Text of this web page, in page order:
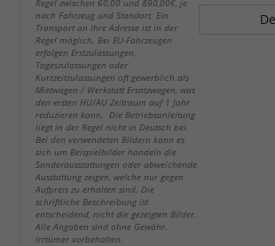
nach Fahrzeug und Standort. Ein
Transport an Ihre Adresse ist in der
Regel möglich. Bei EU-Fahrzeugen
erfolgen Erstzulassungen,
Tageszulassungen oder
Kurzzeitzulassungen oft gewerblich als
Mietwagen / Werkstatt Ersatzwagen, was
den ersten HU/AU Zeitraum auf 1 Jahr
reduzieren kann. Die Betriebsanleitung
liegt in der Regel nicht in Deutsch bei.
Bei den verwendeten Bildern kann es
sich um Beispielbilder handeln die
Sonderausstattungen oder abweichende
Ausstattung zeigen, welche nur gegen
Aufpreis zu erhalten sind. Die
schriftliche Beschreibung ist
entscheidend, nicht die gezeigten Bilder.
Alle Angaben sind ohne Gewähr.
Irrtümer vorbehalten.